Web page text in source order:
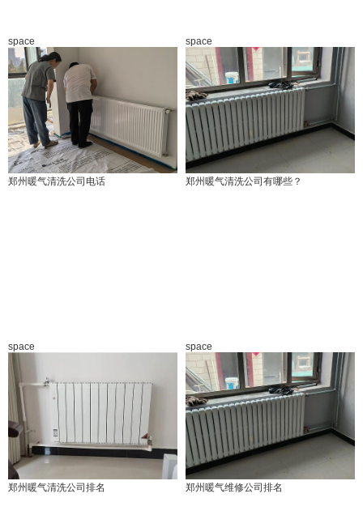
space
郑州暖气清洗公司电话
space
郑州暖气清洗公司有哪些？
space
郑州暖气清洗公司排名
space
郑州暖气维修公司排名